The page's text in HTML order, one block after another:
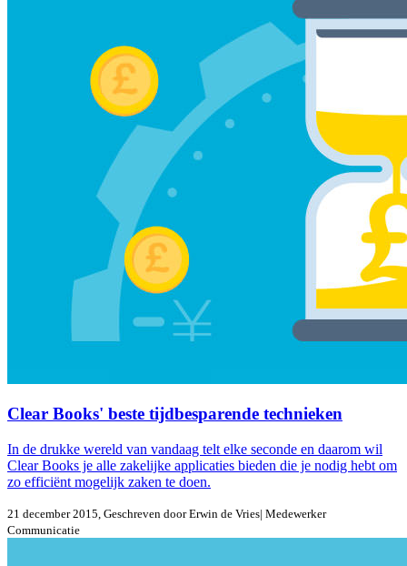
Clear Books' beste tijdbesparende technieken
In de drukke wereld van vandaag telt elke seconde en daarom wil
Clear Books je alle zakelijke applicaties bieden die je nodig hebt om
zo efficiënt mogelijk zaken te doen.
21 december 2015, Geschreven doorErwin de Vries| Medewerker
Communicatie